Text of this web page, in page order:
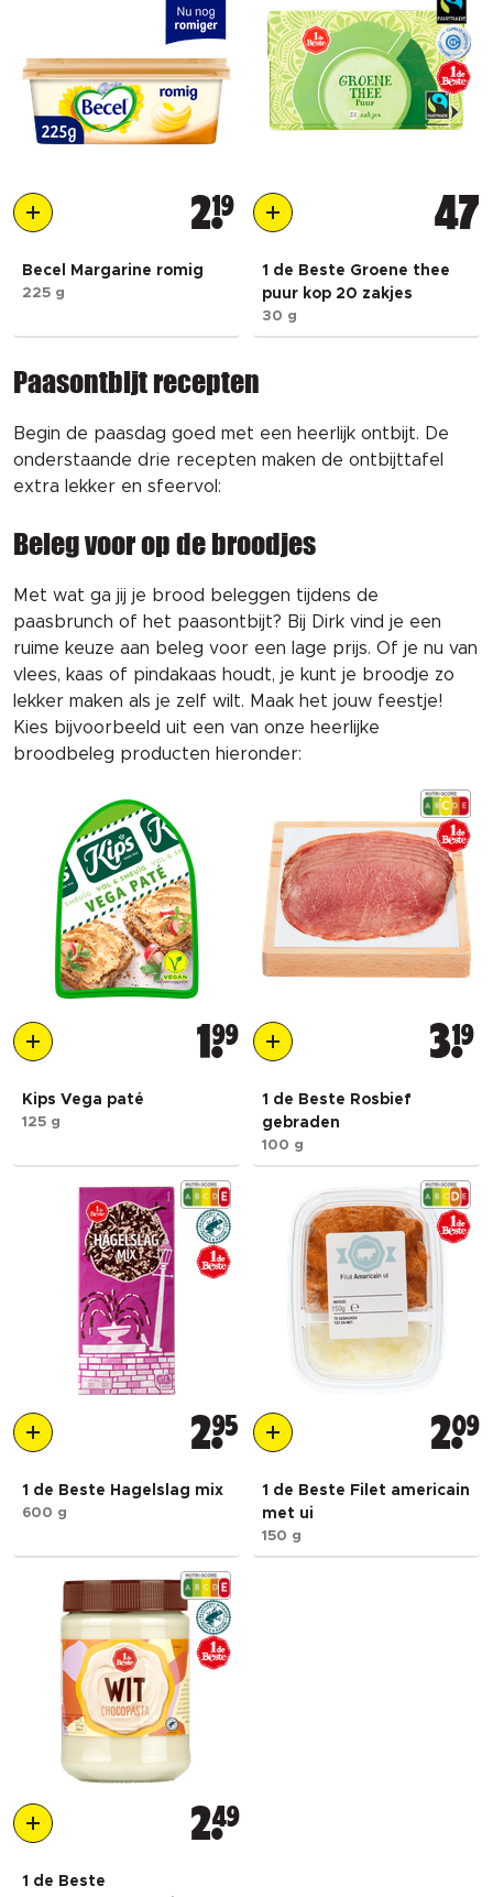
219
Becel Margarine romig
225 g
47
1 de Beste Groene thee
puur kop 20 zakjes
30 g
Paasontbijt recepten
Begin de paasdag goed met een heerlijk ontbijt. De
onderstaande drie recepten maken de ontbijttafel
extra lekker en sfeervol:
Beleg voor op de broodjes
Met wat ga jij je brood beleggen tijdens de
paasbrunch of het paasontbijt? Bij Dirk vind je een
ruime keuze aan beleg voor een lage prijs. Of je nu van
vlees, kaas of pindakaas houdt, je kunt je broodje zo
lekker maken als je zelf wilt. Maak het jouw feestje!
Kies bijvoorbeeld uit een van onze heerlijke
broodbeleg producten hieronder:
1 99
Kips Vega paté
125 g
319
1 de Beste Rosbief
gebraden
100 g
295
1 de Beste Hagelslag mix
600 g
209
1 de Beste Filet americain
met ui
150 g
249
1 de Beste